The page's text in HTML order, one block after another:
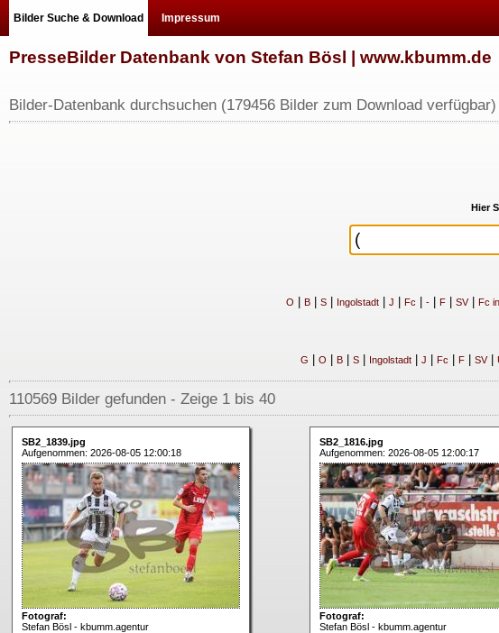
Bilder Suche & Download Impressum
PresseBilder Datenbank von Stefan Bösl | www.kbumm.de
Bilder-Datenbank durchsuchen (179456 Bilder zum Download verfügbar)
Hier
O B| S| Ingolstadt| J Fc -| F| SV| Fc
G O B| S| Ingolstadt| J Fc F| SV|
110569 Bilder gefunden - Zeige 1 bis 40
SB2_1839.jpg
Aufgenommen: 2026-08-05 12:00:18
Fotograf:
Stefan Bösl - kbumm.agentur
SB2_1816.jpg
Aufgenommen: 2026-08-05 12:00:17
Fotograf:
Stefan Bösl - kbumm.agentur